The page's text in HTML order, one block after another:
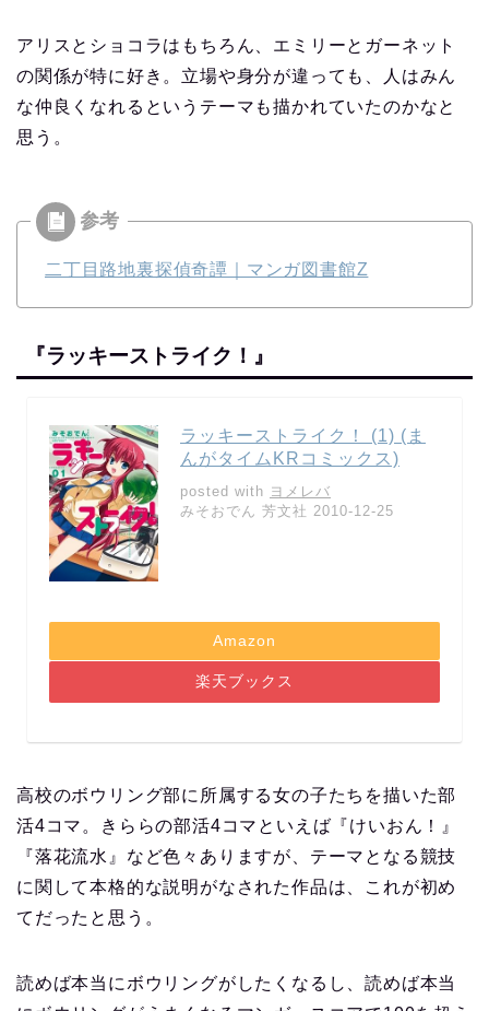
アリスとショコラはもちろん、エミリーとガーネット
の関係が特に好き。立場や身分が違っても、人はみん
な仲良くなれるというテーマも描かれていたのかなと
思う。
二丁目路地裏探偵奇譚｜マンガ図書館Z
『ラッキーストライク！』
ラッキーストライク！ (1) (ま
んがタイムKRコミックス)
posted with ヨメレバ
みそおでん 芳文社 2010-12-25
Amazon
楽天ブックス
高校のボウリング部に所属する女の子たちを描いた部
活4コマ。きららの部活4コマといえば『けいおん！』
『落花流水』など色々ありますが、テーマとなる競技
に関して本格的な説明がなされた作品は、これが初め
てだったと思う。
読めば本当にボウリングがしたくなるし、読めば本当